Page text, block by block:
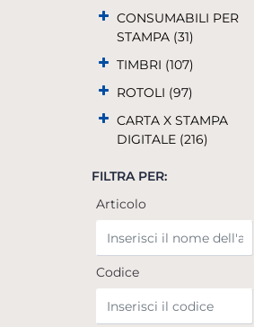
CONSUMABILI PER
STAMPA (31)
TIMBRI (107)
ROTOLI (97)
CARTA X STAMPA
DIGITALE (216)
FILTRA PER:
Articolo
Codice